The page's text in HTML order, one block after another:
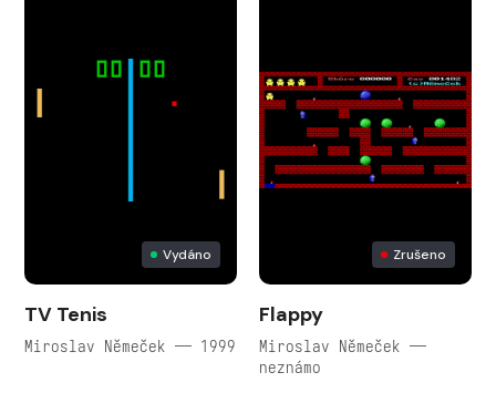
Vydáno
TV Tenis
Miroslav Němeček — 1999
Zrušeno
Flappy
Miroslav Němeček —
neznámo